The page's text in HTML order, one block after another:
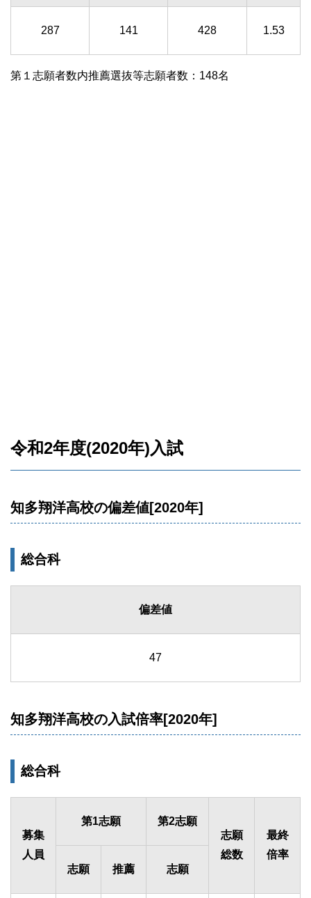
287 141 428 1.53
第１志願者数内推薦選抜等志願者数：148名
令和2年度(2020年)入試
知多翔洋高校の偏差値[2020年]
総合科
偏差値
47
知多翔洋高校の入試倍率[2020年]
総合科
募集
人員
第1志願
第2志願
志願
総数
最終
倍率
志願
推薦 志願